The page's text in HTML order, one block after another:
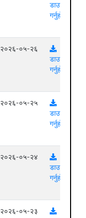
डाउनलोड
गर्नुहोस्
२०२६-०५-२६
डाउनलोड
गर्नुहोस्
२०२६-०५-२५
डाउनलोड
गर्नुहोस्
२०२६-०५-२४
डाउनलोड
गर्नुहोस्
२०२६-०५-२३